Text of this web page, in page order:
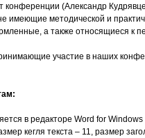
конференции (Александр
имеющие методической и
а также относящиеся к
участие в наших
в редакторе Word for
кегля текста – 11, размер